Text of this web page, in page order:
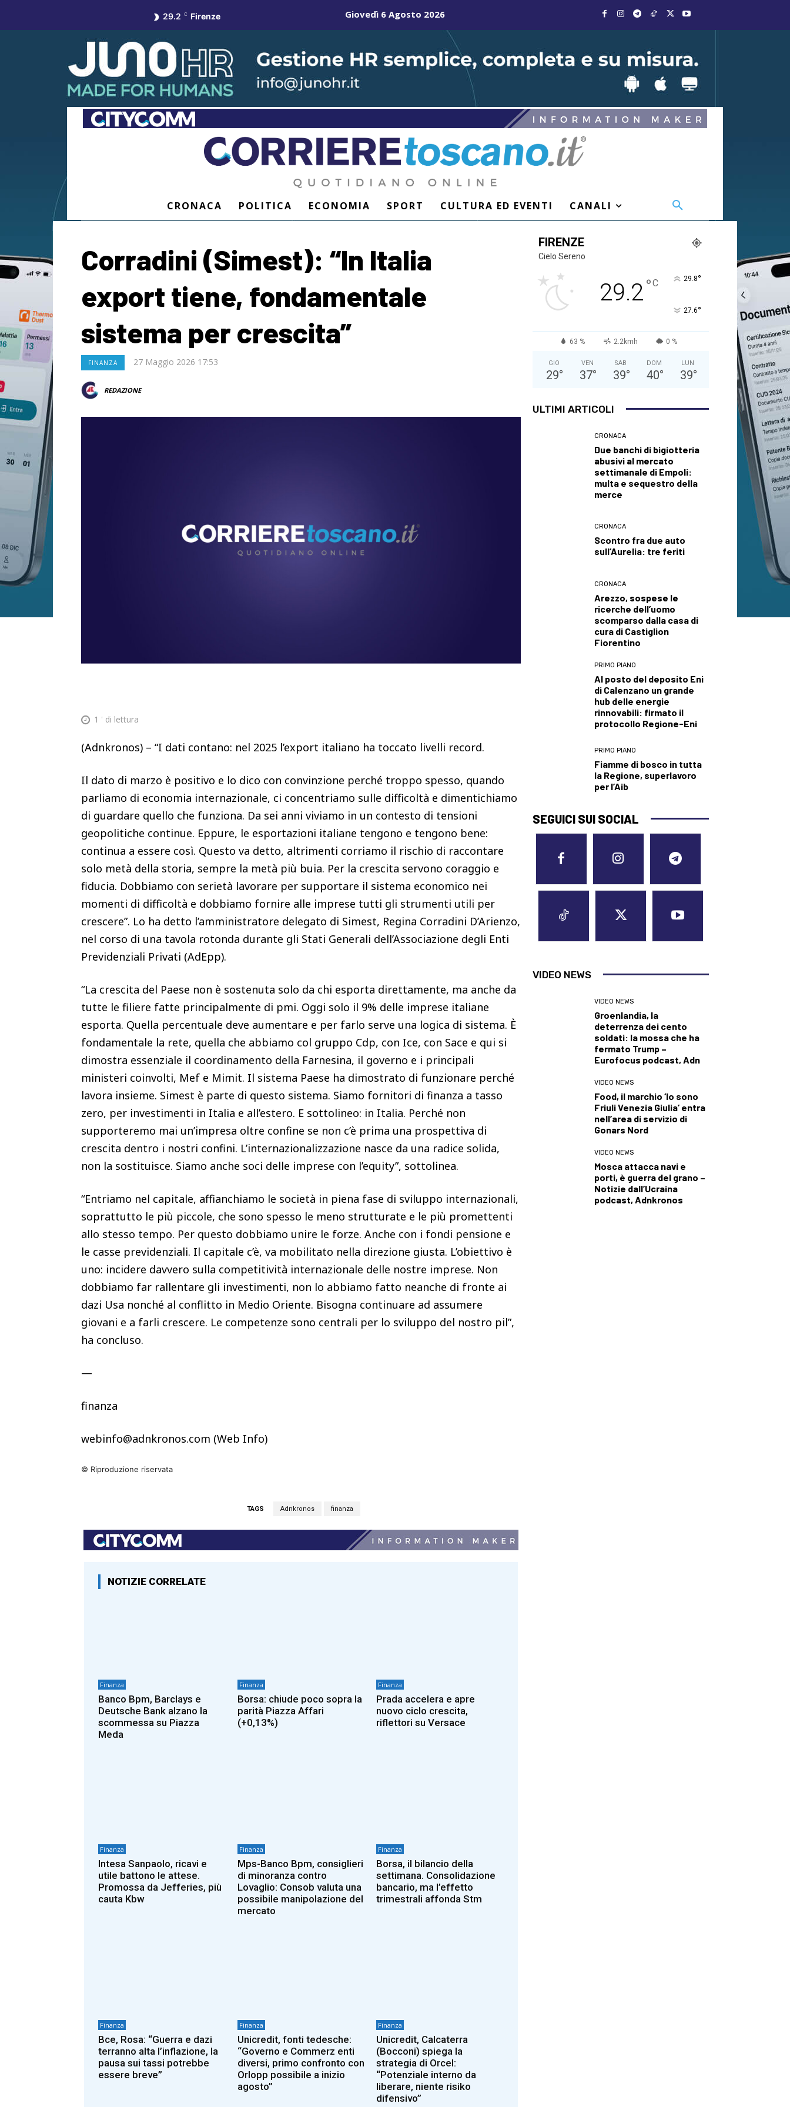
29.2 C Firenze Giovedì 6 Agosto 2026
CRONACA POLITICA ECONOMIA SPORT CULTURA ED EVENTI CANALI
Corradini (Simest): “In Italia
export tiene, fondamentale
sistema per crescita”
FINANZA 27 Maggio 2026 17:53
REDAZIONE
1 ' di lettura
(Adnkronos) – “I dati contano: nel 2025 l’export italiano ha toccato livelli record.
Il dato di marzo è positivo e lo dico con convinzione perché troppo spesso, quando
parliamo di economia internazionale, ci concentriamo sulle difficoltà e dimentichiamo
di guardare quello che funziona. Da sei anni viviamo in un contesto di tensioni
geopolitiche continue. Eppure, le esportazioni italiane tengono e tengono bene:
continua a essere così. Questo va detto, altrimenti corriamo il rischio di raccontare
solo metà della storia, sempre la metà più buia. Per la crescita servono coraggio e
fiducia. Dobbiamo con serietà lavorare per supportare il sistema economico nei
momenti di difficoltà e dobbiamo fornire alle imprese tutti gli strumenti utili per
crescere”. Lo ha detto l’amministratore delegato di Simest, Regina Corradini D’Arienzo,
nel corso di una tavola rotonda durante gli Stati Generali dell’Associazione degli Enti
Previdenziali Privati (AdEpp).
“La crescita del Paese non è sostenuta solo da chi esporta direttamente, ma anche da
tutte le filiere fatte principalmente di pmi. Oggi solo il 9% delle imprese italiane
esporta. Quella percentuale deve aumentare e per farlo serve una logica di sistema. È
fondamentale la rete, quella che abbiamo col gruppo Cdp, con Ice, con Sace e qui si
dimostra essenziale il coordinamento della Farnesina, il governo e i principali
ministeri coinvolti, Mef e Mimit. Il sistema Paese ha dimostrato di funzionare perché
lavora insieme. Simest è parte di questo sistema. Siamo fornitori di finanza a tasso
zero, per investimenti in Italia e all’estero. E sottolineo: in Italia. Perché non
supporteremo mai un’impresa oltre confine se non c’è prima una prospettiva di
crescita dentro i nostri confini. L’internazionalizzazione nasce da una radice solida,
non la sostituisce. Siamo anche soci delle imprese con l’equity”, sottolinea.
“Entriamo nel capitale, affianchiamo le società in piena fase di sviluppo internazionali,
soprattutto le più piccole, che sono spesso le meno strutturate e le più promettenti
allo stesso tempo. Per questo dobbiamo unire le forze. Anche con i fondi pensione e
le casse previdenziali. Il capitale c’è, va mobilitato nella direzione giusta. L’obiettivo è
uno: incidere davvero sulla competitività internazionale delle nostre imprese. Non
dobbiamo far rallentare gli investimenti, non lo abbiamo fatto neanche di fronte ai
dazi Usa nonché al conflitto in Medio Oriente. Bisogna continuare ad assumere
giovani e a farli crescere. Le competenze sono centrali per lo sviluppo del nostro pil”,
ha concluso.
—
finanza
webinfo@adnkronos.com (Web Info)
© Riproduzione riservata
TAGS Adnkronos finanza
NOTIZIE CORRELATE
Finanza
Banco Bpm, Barclays e
Deutsche Bank alzano la
scommessa su Piazza
Meda
Finanza
Borsa: chiude poco sopra la
parità Piazza Affari
(+0,13%)
Finanza
Prada accelera e apre
nuovo ciclo crescita,
riflettori su Versace
Finanza
Intesa Sanpaolo, ricavi e
utile battono le attese.
Promossa da Jefferies, più
cauta Kbw
Finanza
Mps-Banco Bpm, consiglieri
di minoranza contro
Lovaglio: Consob valuta una
possibile manipolazione del
mercato
Finanza
Borsa, il bilancio della
settimana. Consolidazione
bancario, ma l’effetto
trimestrali affonda Stm
Finanza
Bce, Rosa: “Guerra e dazi
terranno alta l’inflazione, la
pausa sui tassi potrebbe
essere breve”
Finanza
Unicredit, fonti tedesche:
“Governo e Commerz enti
diversi, primo confronto con
Orlopp possibile a inizio
agosto”
Finanza
Unicredit, Calcaterra
(Bocconi) spiega la
strategia di Orcel:
“Potenziale interno da
liberare, niente risiko
difensivo”
FIRENZE
Cielo Sereno
29.2°C 29.8°
27.6°
63 % 2.2kmh 0 %
GIO
29°
VEN
37°
SAB
39°
DOM
40°
LUN
39°
ULTIMI ARTICOLI
CRONACA
Due banchi di bigiotteria
abusivi al mercato
settimanale di Empoli:
multa e sequestro della
merce
CRONACA
Scontro fra due auto
sull’Aurelia: tre feriti
CRONACA
Arezzo, sospese le
ricerche dell’uomo
scomparso dalla casa di
cura di Castiglion
Fiorentino
PRIMO PIANO
Al posto del deposito Eni
di Calenzano un grande
hub delle energie
rinnovabili: firmato il
protocollo Regione-Eni
PRIMO PIANO
Fiamme di bosco in tutta
la Regione, superlavoro
per l’Aib
SEGUICI SUI SOCIAL
VIDEO NEWS
VIDEO NEWS
Groenlandia, la
deterrenza dei cento
soldati: la mossa che ha
fermato Trump –
Eurofocus podcast, Adn
VIDEO NEWS
Food, il marchio ‘Io sono
Friuli Venezia Giulia’ entra
nell’area di servizio di
Gonars Nord
VIDEO NEWS
Mosca attacca navi e
porti, è guerra del grano –
Notizie dall’Ucraina
podcast, Adnkronos